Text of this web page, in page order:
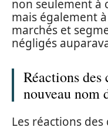
non seulement à
mais également
marchés et
négligés
Réactions des
nouveau nom
Les réactions